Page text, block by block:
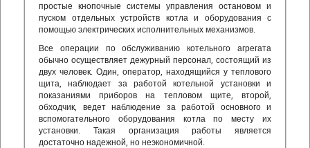
простые кнопочные системы управления остановом и
пуском отдельных устройств котла и оборудования с
помощью электрических исполнительных механизмов.
Все операции по обслуживанию котельного агрегата
обычно осуществляет дежурный персонал, состоящий из
двух человек. Один, оператор, находящийся у теплового
щита, наблюдает за работой котельной установки и
показаниями приборов на тепловом щите, второй,
обходчик, ведет наблюдение за работой основного и
вспомогательного оборудования котла по месту их
установки. Такая организация работы является
достаточно надежной, но неэкономичной.